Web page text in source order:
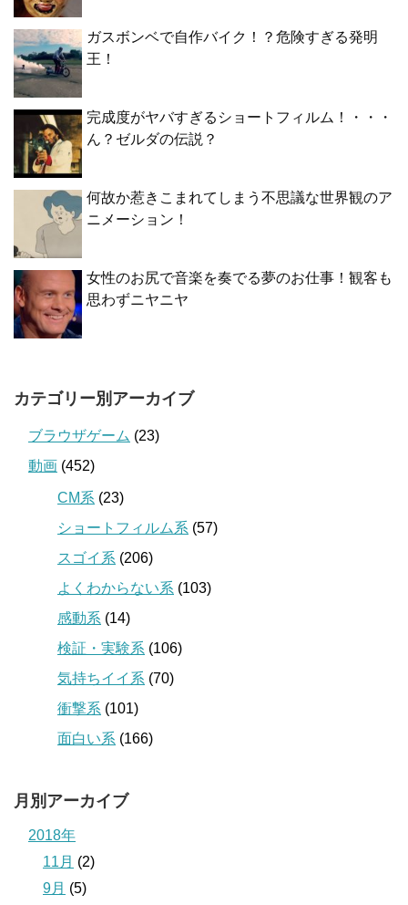
ガスボンベで自作バイク！？危険すぎる発明
王！
完成度がヤバすぎるショートフィルム！・・・
ん？ゼルダの伝説？
何故か惹きこまれてしまう不思議な世界観のア
ニメーション！
女性のお尻で音楽を奏でる夢のお仕事！観客も
思わずニヤニヤ
カテゴリー別アーカイブ
ブラウザゲーム (23)
動画 (452)
CM系 (23)
ショートフィルム系 (57)
スゴイ系 (206)
よくわからない系 (103)
感動系 (14)
検証・実験系 (106)
気持ちイイ系 (70)
衝撃系 (101)
面白い系 (166)
月別アーカイブ
2018年
11月 (2)
9月 (5)